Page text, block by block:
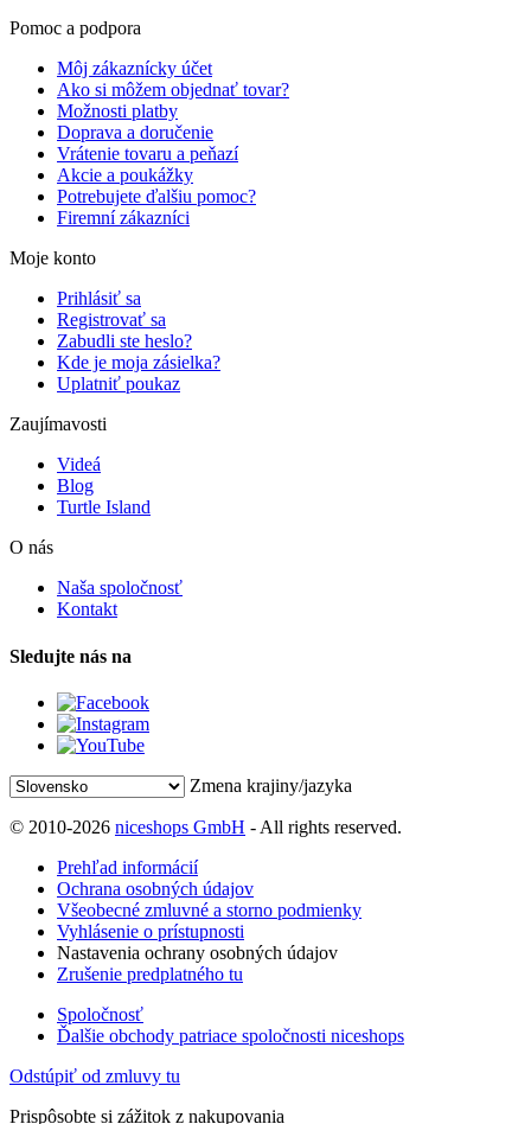
Pomoc a podpora
Môj zákaznícky účet
Ako si môžem objednať tovar?
Možnosti platby
Doprava a doručenie
Vrátenie tovaru a peňazí
Akcie a poukážky
Potrebujete ďalšiu pomoc?
Firemní zákazníci
Moje konto
Prihlásiť sa
Registrovať sa
Zabudli ste heslo?
Kde je moja zásielka?
Uplatniť poukaz
Zaujímavosti
Videá
Blog
Turtle Island
O nás
Naša spoločnosť
Kontakt
Sledujte nás na
Zmena krajiny/jazyka
© 2010-2026 niceshops GmbH - All rights reserved.
Prehľad informácií
Ochrana osobných údajov
Všeobecné zmluvné a storno podmienky
Vyhlásenie o prístupnosti
Nastavenia ochrany osobných údajov
Zrušenie predplatného tu
Spoločnosť
Ďalšie obchody patriace spoločnosti niceshops
Odstúpiť od zmluvy tu
Prispôsobte si zážitok z nakupovania